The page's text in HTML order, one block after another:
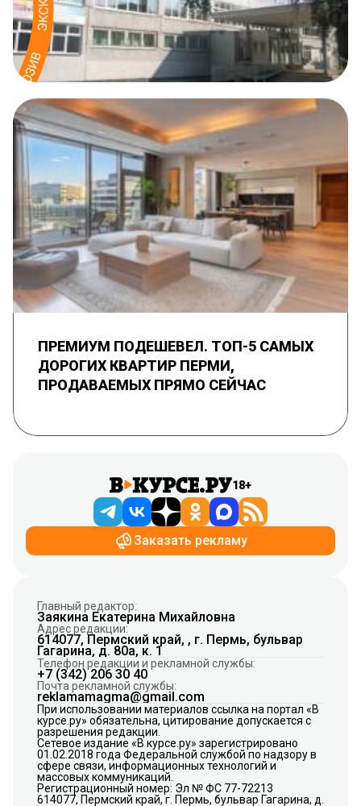
ПРЕМИУМ ПОДЕШЕВЕЛ. ТОП-5 САМЫХ
ДОРОГИХ КВАРТИР ПЕРМИ,
ПРОДАВАЕМЫХ ПРЯМО СЕЙЧАС
18+
Заказать рекламу
Главный редактор:
Заякина Екатерина Михайловна
Адрес редакции:
614077, Пермский край, , г. Пермь, бульвар
Гагарина, д. 80а, к. 1
Телефон редакции и рекламной службы:
+7 (342) 206 30 40
Почта рекламной службы:
reklamamagma@gmail.com
При использовании материалов ссылка на портал «В
курсе.ру» обязательна, цитирование допускается с
разрешения редакции.
Сетевое издание «В курсе.ру» зарегистрировано
01.02.2018 года Федеральной службой по надзору в
сфере связи, информационных технологий и
массовых коммуникаций.
Регистрационный номер: Эл № ФС 77-72213
614077, Пермский край, г. Пермь, бульвар Гагарина, д.